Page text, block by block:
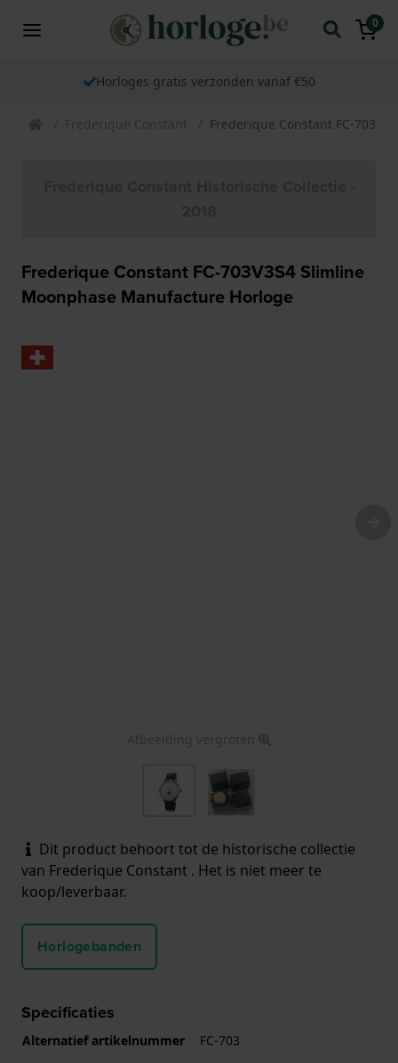
0
Horloges gratis verzonden vanaf €50
Frederique Constant Frederique Constant FC-
Frederique Constant FC-703V3S4 Slimline
Moonphase Manufacture Horloge
Afbeelding vergroten
Dit product behoort tot de historische collectie
van Frederique Constant . Het is niet meer te
koop/leverbaar.
Horlogebanden
Specificaties
Alternatief artikelnummer
FC-703